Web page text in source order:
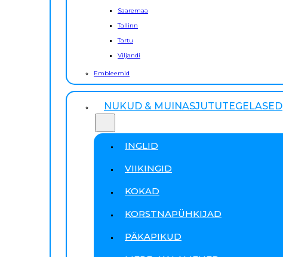
Saaremaa
Tallinn
Tartu
Viljandi
Embleemid
NUKUD & MUINASJUTUTEGELASED
INGLID
VIIKINGID
KOKAD
KORSTNAPÜHKIJAD
PÄKAPIKUD